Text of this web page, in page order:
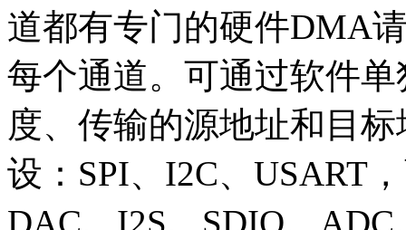
道都有专门的硬件DMA
每个通道。可通过软件
度、传输的源地址和目
设：SPI、I2C、USART
DAC、I2S、SDIO、